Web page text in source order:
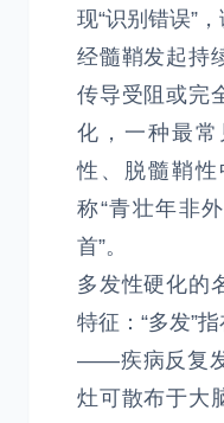
现“识别错误”
经髓鞘发起持
传导受阻或完
化，一种最
性、脱髓鞘
称“青壮年非
首”。
多发性硬化的
特征：“多发”
——疾病反复
灶可散布于大